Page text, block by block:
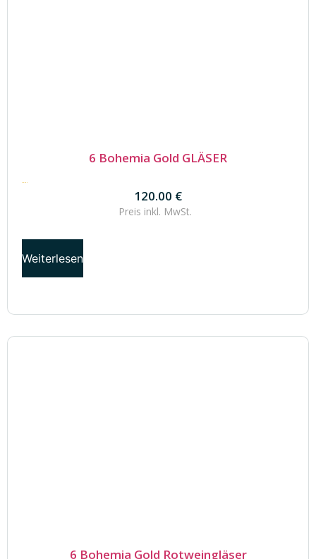
6 Bohemia Gold GLÄSER
120.00 €
Preis inkl. MwSt.
Weiterlesen
6 Bohemia Gold Rotweingläser